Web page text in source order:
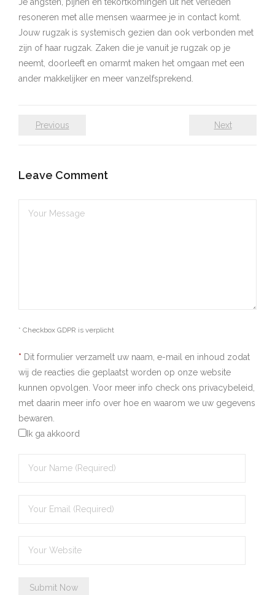
resoneren met alle mensen waarmee je in contact komt.
Jouw rugzak is systemisch gezien dan ook verbonden met
zijn of haar rugzak. Zaken die je vanuit je rugzak op je
neemt, doorleeft en omarmt maken het omgaan met een
ander makkelijker en meer vanzelfsprekend.
Previous Next
Leave Comment
* Checkbox GDPR is verplicht
* Dit formulier verzamelt uw naam, e-mail en inhoud zodat
wij de reacties die geplaatst worden op onze website
kunnen opvolgen. Voor meer info check ons privacybeleid,
met daarin meer info over hoe en waarom we uw gegevens
bewaren.
Ik ga akkoord